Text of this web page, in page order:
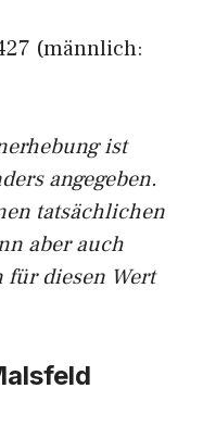
(männlich:
ist
angegeben.
tatsächlichen
aber auch
für diesen Wert